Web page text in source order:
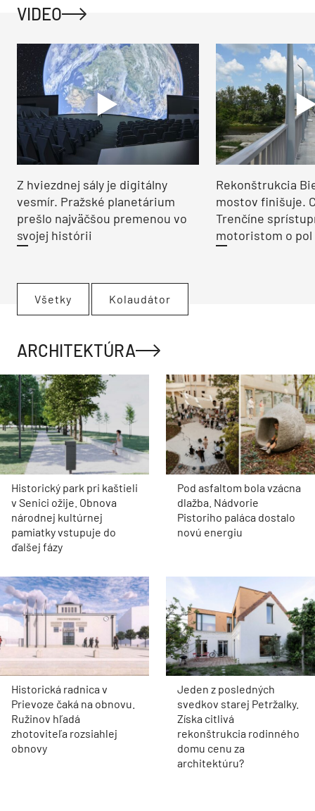
VIDEO
Z hviezdnej sály je digitálny
vesmír. Pražské planetárium
prešlo najväčšou premenou vo
svojej histórii
Rekonštrukcia
mostov finišuje.
Trenčíne
motoristom o pol
Všetky Kolaudátor
ARCHITEKTÚRA
Historický park pri kaštieli
v Senici ožije. Obnova
národnej kultúrnej
pamiatky vstupuje do
ďalšej fázy
Pod asfaltom bola vzácna
dlažba. Nádvorie
Pistoriho paláca dostalo
novú energiu
Historická radnica v
Prievoze čaká na obnovu.
Ružinov hľadá
zhotoviteľa rozsiahlej
obnovy
Jeden z posledných
svedkov starej Petržalky.
Získa citlivá
rekonštrukcia rodinného
domu cenu za
architektúru?